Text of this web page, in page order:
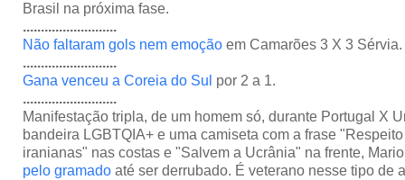
Brasil na próxima fase.
..........................
Não faltaram gols nem emoção em Camarões 3 X 3 Sérvia.
..........................
Gana venceu a Coreia do Sul por 2 a 1.
..........................
Manifestação tripla, de um homem só, durante Portugal X
bandeira LGBTQIA+ e uma camiseta com a frase
iranianas" nas costas e "Salvem a Ucrânia" na frente,
pelo gramado até ser derrubado. É veterano nesse tipo de